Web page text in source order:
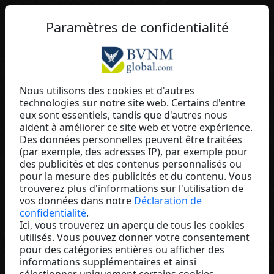
FR
Achim Hickmann
Zinzino
Germany
Paramètres de confidentialité
Nous utilisons des cookies et d'autres
technologies sur notre site web. Certains d'entre
eux sont essentiels, tandis que d'autres nous
aident à améliorer ce site web et votre expérience.
Des données personnelles peuvent être traitées
(par exemple, des adresses IP), par exemple pour
des publicités et des contenus personnalisés ou
pour la mesure des publicités et du contenu. Vous
trouverez plus d'informations sur l'utilisation de
vos données dans notre Déclaration de
confidentialité.
Ici, vous trouverez un aperçu de tous les cookies
utilisés. Vous pouvez donner votre consentement
pour des catégories entières ou afficher des
informations supplémentaires et ainsi